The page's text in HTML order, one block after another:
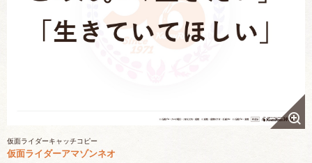
仮面ライダーキャッチコピー
仮面ライダーアマゾンネオ